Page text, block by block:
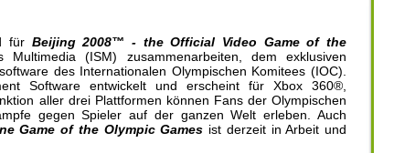
für Beijing 2008™ - the Official Video Game of the
Multimedia (ISM) zusammenarbeiten, dem exklusiven
des Internationalen Olympischen Komitees (IOC).
Software entwickelt und erscheint für Xbox 360®,
aller drei Plattformen können Fans der Olympischen
gegen Spieler auf der ganzen Welt erleben. Auch
Game of the Olympic Games ist derzeit in Arbeit und